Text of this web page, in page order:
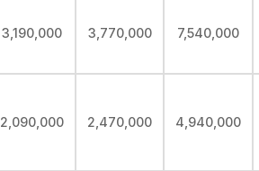
3,190,000 3,770,000 7,540,000
2,090,000 2,470,000 4,940,000